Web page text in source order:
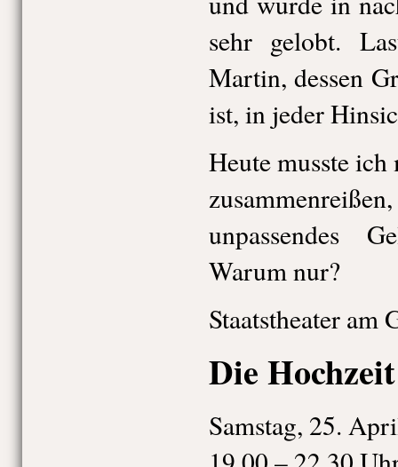
sehr gelobt.
Martin, dessen
ist, in jeder
Heute musste
unpassendes
Warum nur?
Staatstheater am
Die
Samstag, 25.